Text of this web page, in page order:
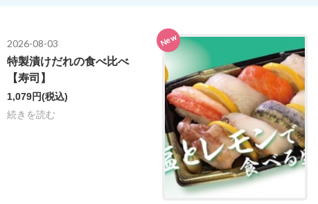
2026-08-03
特製漬けだれの食べ比べ
【寿司】
1,079円(税込)
続きを読む
New